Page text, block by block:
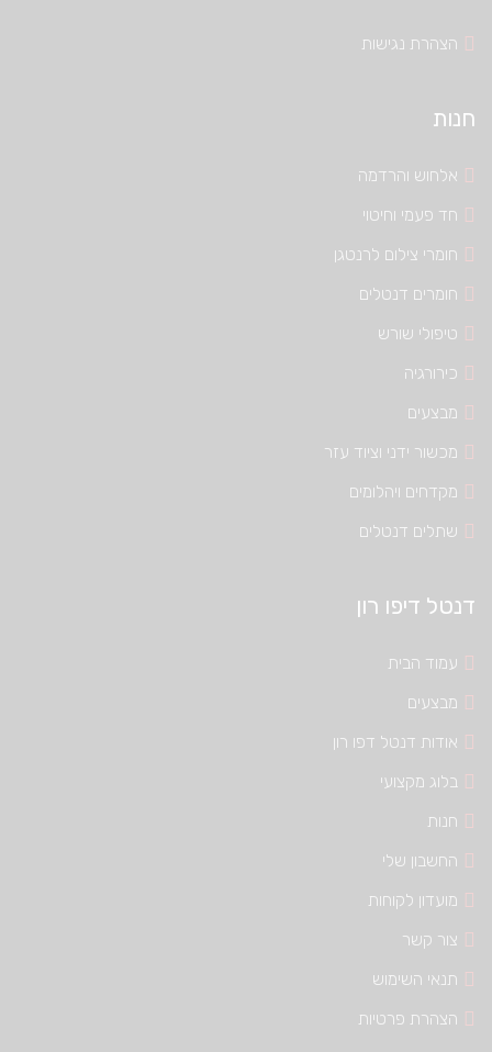
הצהרת נגישות
חנות
אלחוש והרדמה
חד פעמי וחיטוי
חומרי צילום לרנטגן
חומרים דנטלים
טיפולי שורש
כירורגיה
מבצעים
מכשור ידני וציוד עזר
מקדחים ויהלומים
שתלים דנטלים
דנטל דיפו רון
עמוד הבית
מבצעים
אודות דנטל דפו רון
בלוג מקצועי
חנות
החשבון שלי
מועדון לקוחות
צור קשר
תנאי השימוש
הצהרת פרטיות